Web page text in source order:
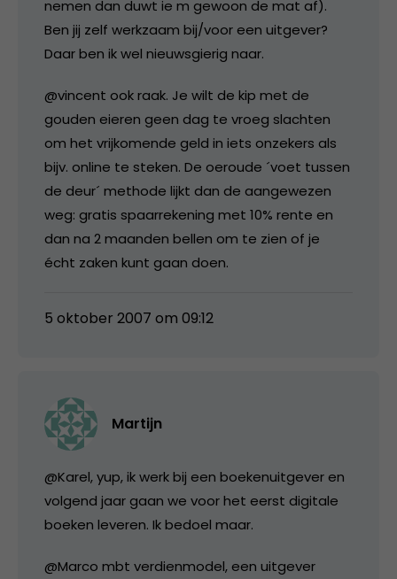
nemen dan duwt ie m gewoon de mat af).
Ben jij zelf werkzaam bij/voor een uitgever?
Daar ben ik wel nieuwsgierig naar.
@vincent ook raak. Je wilt de kip met de
gouden eieren geen dag te vroeg slachten
om het vrijkomende geld in iets onzekers als
bijv. online te steken. De oeroude ´voet tussen
de deur´ methode lijkt dan de aangewezen
weg: gratis spaarrekening met 10% rente en
dan na 2 maanden bellen om te zien of je
écht zaken kunt gaan doen.
5 oktober 2007 om 09:12
Martijn
@Karel, yup, ik werk bij een boekenuitgever en
volgend jaar gaan we voor het eerst digitale
boeken leveren. Ik bedoel maar.
@Marco mbt verdienmodel, een uitgever